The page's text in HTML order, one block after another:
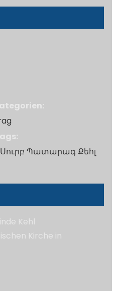
Սուրբ Պատարագ Քեհլ
Kehl
Kirche in